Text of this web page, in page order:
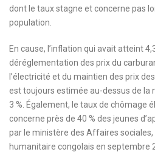
dont le taux stagne et concerne pas
population.
En cause, l’inflation qui avait atteint
déréglementation des prix du
l’électricité et du maintien des prix
est toujours estimée au-dessus de la
3 %. Également, le taux de chômage
concerne près de 40 % des jeunes
par le ministère des Affaires sociales,
humanitaire congolais en septembre